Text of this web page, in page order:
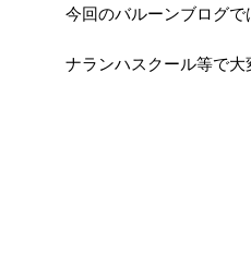
今回のバルーンブログ
ナランハスクール等で